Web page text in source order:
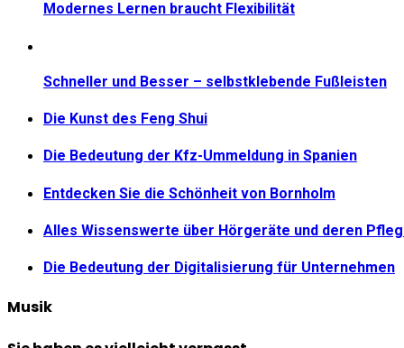
Modernes Lernen braucht Flexibilität
Schneller und Besser – selbstklebende Fußleisten
Die Kunst des Feng Shui
Die Bedeutung der Kfz-Ummeldung in Spanien
Entdecken Sie die Schönheit von Bornholm
Alles Wissenswerte über Hörgeräte und deren
Die Bedeutung der Digitalisierung für Unternehmen
Musik